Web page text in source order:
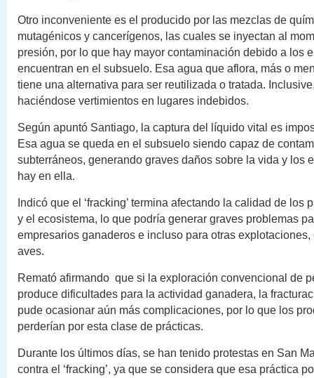
Otro inconveniente es el producido por las mezclas de
mutagénicos y cancerígenos, las cuales se inyectan al
presión, por lo que hay mayor contaminación debido a los
encuentran en el subsuelo. Esa agua que aflora, más o
tiene una alternativa para ser reutilizada o tratada.
haciéndose vertimientos en lugares indebidos.
Según apuntó Santiago, la captura del líquido vital es
Esa agua se queda en el subsuelo siendo capaz de
subterráneos, generando graves daños sobre la vida y los
hay en ella.
Indicó que el ‘fracking’ termina afectando la calidad de los
y el ecosistema, lo que podría generar graves problemas
empresarios ganaderos e incluso para otras explotaciones,
aves.
Remató afirmando que si la exploración convencional de
produce dificultades para la actividad ganadera, la
pude ocasionar aún más complicaciones, por lo que los
perderían por esta clase de prácticas.
Durante los últimos días, se han tenido protestas en San
contra el ‘fracking’, ya que se considera que esa práctica